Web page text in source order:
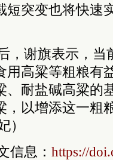
短突变也将快速
，谢旗表示，
用高粱等粗粮有
、耐盐碱高粱的
，以增添这一粗
）
信息： https://